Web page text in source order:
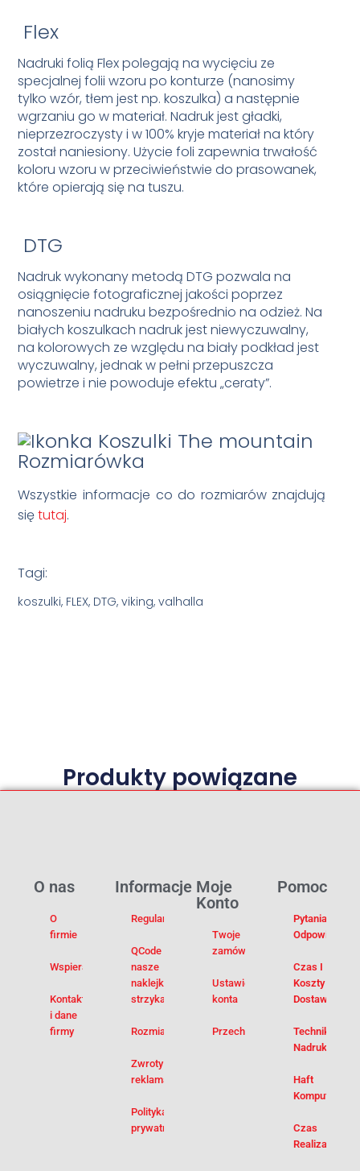
Flex
Nadruki folią Flex polegają na wycięciu ze
specjalnej folii wzoru po konturze (nanosimy
tylko wzór, tłem jest np. koszulka) a następnie
wgrzaniu go w materiał. Nadruk jest gładki,
nieprzezroczysty i w 100% kryje materiał na który
został naniesiony. Użycie foli zapewnia trwałość
koloru wzoru w przeciwieństwie do prasowanek,
które opierają się na tuszu.
DTG
Nadruk wykonany metodą DTG pozwala na
osiągnięcie fotograficznej jakości poprzez
nanoszeniu nadruku bezpośrednio na odzież. Na
białych koszulkach nadruk jest niewyczuwalny,
na kolorowych ze względu na biały podkład jest
wyczuwalny, jednak w pełni przepuszcza
powietrze i nie powoduje efektu „ceraty”.
Rozmiarówka
Wszystkie informacje co do rozmiarów znajdują
siętutaj.
Tagi:
koszulki, FLEX, DTG, viking, valhalla
Produkty powiązane
Pomoc
Pytania I
Odpowiedzi
Czas I
Koszty
Dostawy
Techniki
Nadruku
Haft
Komputerowy
Czas
Realizacji
Moje
Konto
Twoje
zamówienia
Ustawienia
konta
Przechowalnia
Informacje
Regulamin
QCode –
nasze
naklejki na
strzykawki
Rozmiarówka
Zwroty i
reklamacje
Polityka
prywatności
O nas
O
firmie
Wspieramy
Kontakt
i dane
firmy